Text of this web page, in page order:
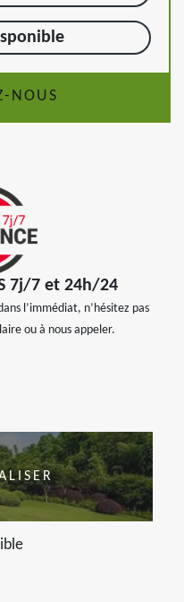
NOUS
7j/7 et 24h/24
l’immédiat, n’hésitez pas
ou à nous appeler.